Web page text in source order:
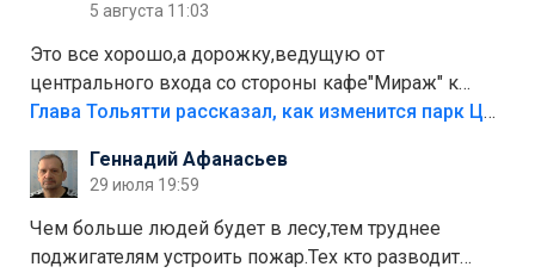
5 августа 11:03
Это все хорошо,а дорожку,ведущую от
центрального входа со стороны кафе"Мираж" к
аттракционам слабо доделать?А то бордюры
лежала в парке и испортилась.Да еще,видимо,часть
украли.
Глава Тольятти рассказал, как изменится парк Центрального района
Геннадий Афанасьев
29 июля 19:59
Чем больше людей будет в лесу,тем труднее
поджигателям устроить пожар.Тех кто разводит